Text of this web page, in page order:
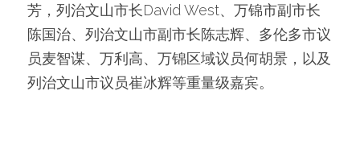
芳，列治文山市长David West、万锦市副市长
陈国治、列治文山市副市长陈志辉、多伦多市议
员麦智谋、万利高、万锦区域议员何胡景，以及
列治文山市议员崔冰辉等重量级嘉宾。